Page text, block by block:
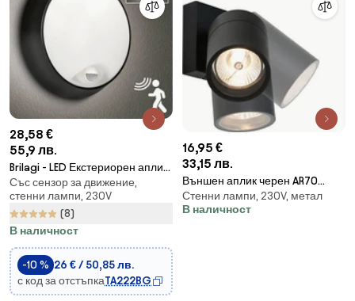
28,58 €
55,9 лв.
Brilagi - LED Екстериорен аплик
със сензор BULKHEAD
LED/20W/230V IP65
Със сензор за движение,
стенни лампи, 230V
(8)
В наличност
-10 % 26 € / 50,85 лв.
с код за отстъпкаTA222BG
16,95 €
33,15 лв.
Външен аплик черен AR70
регулируем IP44 - Solo
Стенни лампи, 230V, метал
В наличност